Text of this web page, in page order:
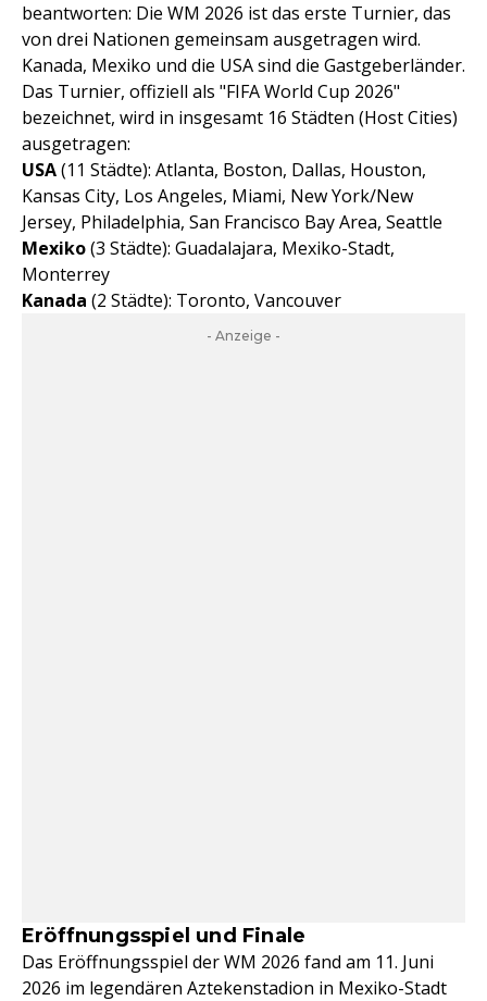
beantworten: Die WM 2026 ist das erste Turnier, das
von drei Nationen gemeinsam ausgetragen wird.
Kanada, Mexiko und die USA sind die Gastgeberländer.
Das Turnier, offiziell als "FIFA World Cup 2026"
bezeichnet, wird in insgesamt 16 Städten (Host Cities)
ausgetragen:
USA(11 Städte): Atlanta, Boston, Dallas, Houston,
Kansas City, Los Angeles, Miami, New York/New
Jersey, Philadelphia, San Francisco Bay Area, Seattle
Mexiko(3 Städte): Guadalajara, Mexiko-Stadt,
Monterrey
Kanada (2 Städte): Toronto, Vancouver
- Anzeige -
Eröffnungsspiel und Finale
Das Eröffnungsspiel der WM 2026 fand am 11. Juni
2026 im legendären Aztekenstadion in Mexiko-Stadt